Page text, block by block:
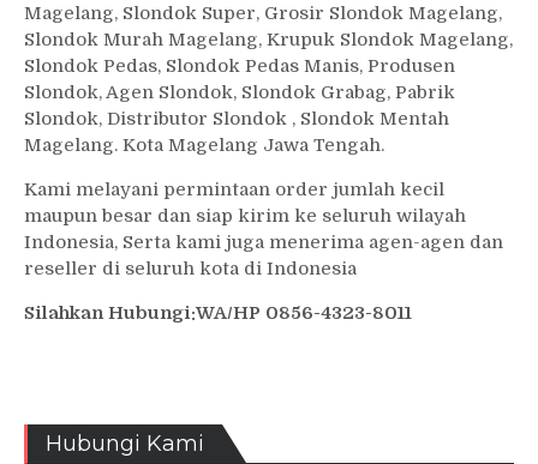
Magelang, Slondok Super, Grosir Slondok Magelang,
Slondok Murah Magelang, Krupuk Slondok Magelang,
Slondok Pedas, Slondok Pedas Manis, Produsen
Slondok, Agen Slondok, Slondok Grabag, Pabrik
Slondok, Distributor Slondok , Slondok Mentah
Magelang. Kota Magelang Jawa Tengah.
Kami melayani permintaan order jumlah kecil
maupun besar dan siap kirim ke seluruh wilayah
Indonesia, Serta kami juga menerima agen-agen dan
reseller di seluruh kota di Indonesia
Silahkan Hubungi:WA/HP 0856-4323-8011
Hubungi Kami